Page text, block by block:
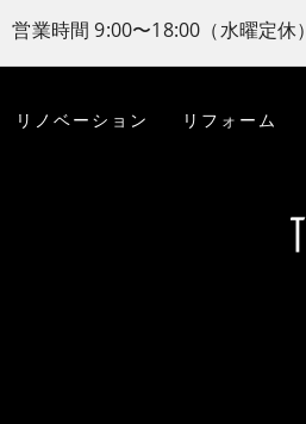
営業時間 9:00〜18:00（水曜定休）
リノベーション リフォーム